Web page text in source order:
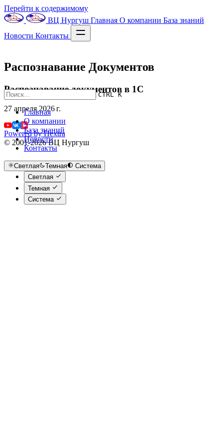
Перейти к содержимому
ВЦ Нургуш Главная О компании База знаний
Новости Контакты
CTRL K
Главная
О компании
База знаний
Новости
Контакты
Светлая Темная
Система
Светлая
Темная
Система
Распознавание Документов
Распознавание документов в 1С
27 апреля 2026 г.
Powered by Hextra
© 2001-2026 ВЦ Нургуш